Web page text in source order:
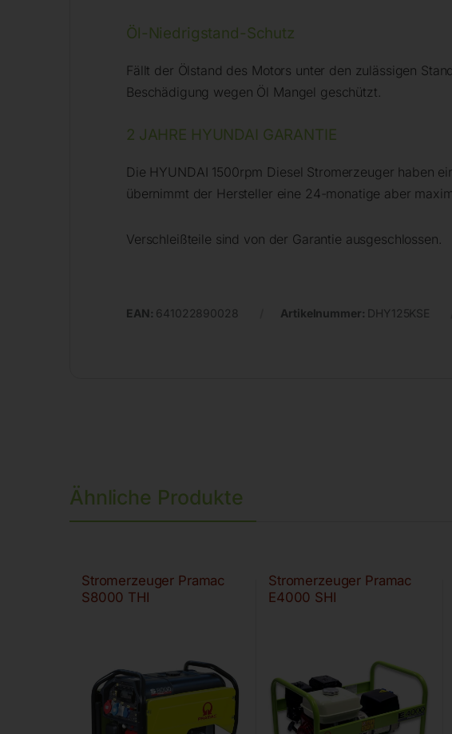
Öl-Niedrigstand-Schutz
Fällt der Ölstand des Motors unter den zulässigen
Beschädigung wegen Öl Mangel geschützt.
2 JAHRE HYUNDAI GARANTIE
Die HYUNDAI 1500rpm Diesel Stromerzeuger haben
übernimmt der Hersteller eine 24-monatige aber
Verschleißteile sind von der Garantie ausgeschlossen.
EAN: 641022890028 Artikelnummer: DHY125KSE
Ähnliche Produkte
Stromerzeuger Pramac
S8000 THI
Stromerzeuger Pramac
E4000 SHI